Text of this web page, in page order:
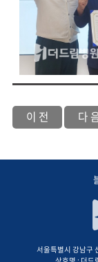
이 전 다
서울특별시 강남구